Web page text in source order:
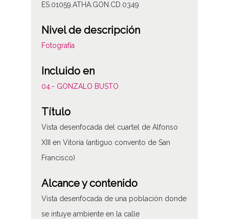
ES.01059.ATHA.GON.CD.0349
Nivel de descripción
Fotografía
Incluido en
04.- GONZALO BUSTO
Título
Vista desenfocada del cuartel de Alfonso
XIII en Vitoria (antiguo convento de San
Francisco)
Alcance y contenido
Vista desenfocada de una población donde
se intuye ambiente en la calle